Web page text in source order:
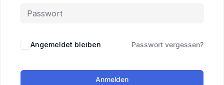
Angemeldet bleiben Passwort vergessen?
Anmelden